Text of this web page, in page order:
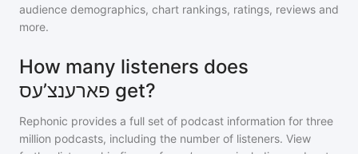
audience demographics, chart rankings, ratings, reviews and
more.
How many listeners does
פארענצ’עס get?
Rephonic provides a full set of podcast information for three
million podcasts, including the number of listeners. View